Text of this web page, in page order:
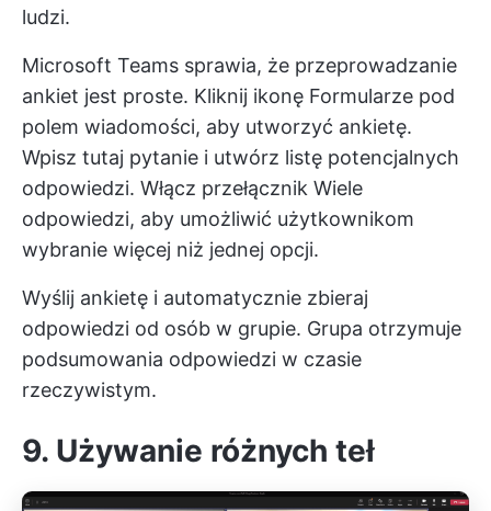
ludzi.
Microsoft Teams sprawia, że przeprowadzanie
ankiet jest proste. Kliknij ikonę Formularze pod
polem wiadomości, aby utworzyć ankietę.
Wpisz tutaj pytanie i utwórz listę potencjalnych
odpowiedzi. Włącz przełącznik Wiele
odpowiedzi, aby umożliwić użytkownikom
wybranie więcej niż jednej opcji.
Wyślij ankietę i automatycznie zbieraj
odpowiedzi od osób w grupie. Grupa otrzymuje
podsumowania odpowiedzi w czasie
rzeczywistym.
9. Używanie różnych teł